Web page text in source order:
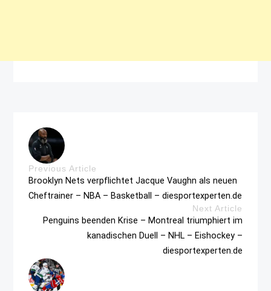
Previous Article
Brooklyn Nets verpflichtet Jacque Vaughn als neuen
Cheftrainer – NBA – Basketball – diesportexperten.de
Next Article
Penguins beenden Krise – Montreal triumphiert im
kanadischen Duell – NHL – Eishockey –
diesportexperten.de